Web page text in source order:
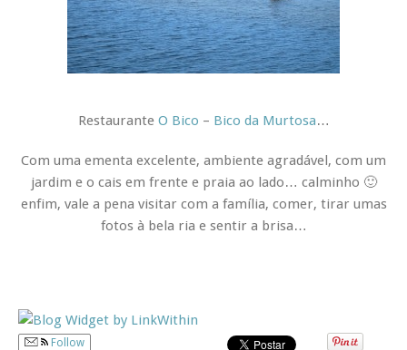
RestauranteO Bico – Bico da Murtosa…
Com uma ementa excelente, ambiente agradável, com um
jardim e o cais em frente e praia ao lado… calminho 🙂
enfim, vale a pena visitar com a família, comer, tirar umas
fotos à bela ria e sentir a brisa…
Follow